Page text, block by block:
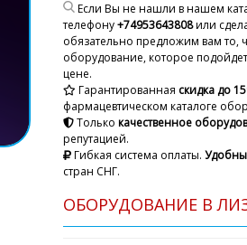
Если Вы не нашли в нашем
телефону+74953643808или
обязательно предложим вам то,
оборудование, которое
цене.
Гарантированная скидка до
фармацевтическом каталоге
Только качественное
репутацией.
Гибкая система оплаты.
стран СНГ.
ОБОРУДОВАНИЕ В
Анвар
Ручной принтер срока
пор не доставили.
звонки.
Роман
промежутке с